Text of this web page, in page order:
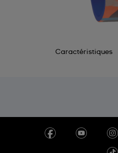
Caractéristiques